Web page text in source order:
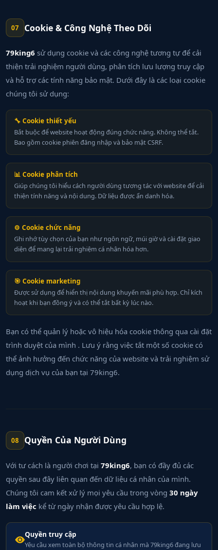
07 Cookie & Công Nghệ Theo Dõi
79king6 sử dụng cookie và các công nghệ tương tự để cải
thiện trải nghiệm người dùng, phân tích lưu lượng truy cập
và hỗ trợ các tính năng bảo mật. Dưới đây là các loại cookie
chúng tôi sử dụng:
🔧 Cookie thiết yếu
Bắt buộc để website hoạt động đúng chức năng. Không thể tắt.
Bao gồm cookie phiên đăng nhập và bảo mật CSRF.
📊 Cookie phân tích
Giúp chúng tôi hiểu cách người dùng tương tác với website để cải
thiện tính năng và nội dung. Dữ liệu được ẩn danh hóa.
⚙️ Cookie chức năng
Ghi nhớ tùy chọn của bạn như ngôn ngữ, múi giờ và cài đặt giao
diện để mang lại trải nghiệm cá nhân hóa hơn.
🎯 Cookie marketing
Được sử dụng để hiển thị nội dung khuyến mãi phù hợp. Chỉ kích
hoạt khi bạn đồng ý và có thể tắt bất kỳ lúc nào.
Bạn có thể quản lý hoặc vô hiệu hóa cookie thông qua cài đặt
trình duyệt của mình . Lưu ý rằng việc tắt một số cookie có
thể ảnh hưởng đến chức năng của website và trải nghiệm sử
dụng dịch vụ của bạn tại 79king6.
08 Quyền Của Người Dùng
Với tư cách là người chơi tại 79king6, bạn có đầy đủ các
quyền sau đây liên quan đến dữ liệu cá nhân của mình.
Chúng tôi cam kết xử lý mọi yêu cầu trong vòng 30 ngày
làm việc kể từ ngày nhận được yêu cầu hợp lệ.
Quyền truy cập
Yêu cầu xem toàn bộ thông tin cá nhân mà 79king6 đang lưu